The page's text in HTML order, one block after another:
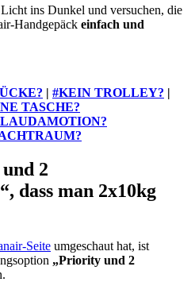
ins Dunkel und versuchen, die
Handgepäck einfach und
| #KEIN TROLLEY? |
TASCHE?
?
2
dass man 2x10kg
Seite umgeschaut hat, ist
„Priority und 2